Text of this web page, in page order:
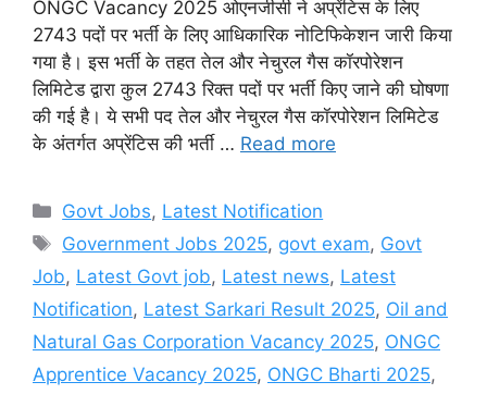
ONGC Vacancy 2025 ओएनजीसी ने अप्रेंटिस के लिए
2743 पदों पर भर्ती के लिए आधिकारिक नोटिफिकेशन जारी किया
गया है। इस भर्ती के तहत तेल और नेचुरल गैस कॉरपोरेशन
लिमिटेड द्वारा कुल 2743 रिक्त पदों पर भर्ती किए जाने की घोषणा
की गई है। ये सभी पद तेल और नेचुरल गैस कॉरपोरेशन लिमिटेड
के अंतर्गत अप्रेंटिस की भर्ती … Read more
Categories
Govt Jobs, Latest Notification
Tags
Government Jobs 2025, govt exam, Govt
Job, Latest Govt job, Latest news, Latest
Notification, Latest Sarkari Result 2025, Oil and
Natural Gas Corporation Vacancy 2025, ONGC
Apprentice Vacancy 2025, ONGC Bharti 2025,